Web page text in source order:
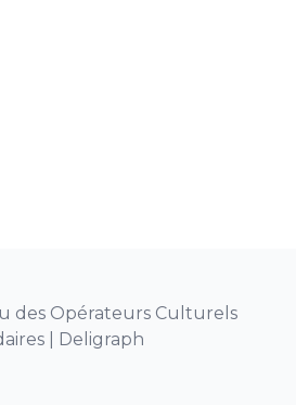
des Opérateurs Culturels
| Deligraph